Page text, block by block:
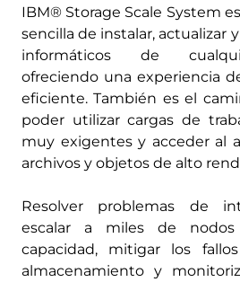
IBM® Storage Scale System
sencilla de instalar, actualizar
informáticos de
ofreciendo una experiencia
eficiente. También es el
poder utilizar cargas de
muy exigentes y acceder al
archivos y objetos de alto
Resolver problemas de
escalar a miles de
capacidad, mitigar los
almacenamiento y